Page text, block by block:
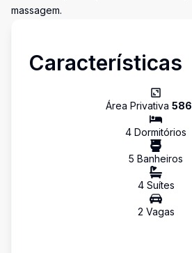
massagem.
Características
Área Privativa 586
4 Dormitórios
5 Banheiros
4Suítes
2 Vagas